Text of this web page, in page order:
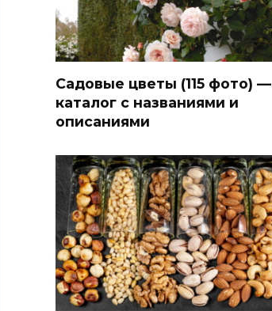
Садовые цветы (115 фото) —
каталог с названиями и
описаниями